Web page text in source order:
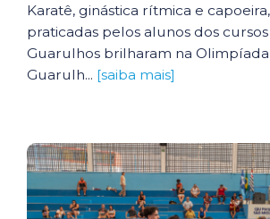
Karatê, ginástica rítmica e
praticadas pelos alunos dos cursos
Guarulhos brilharam na
Guarulh... [saiba mais]